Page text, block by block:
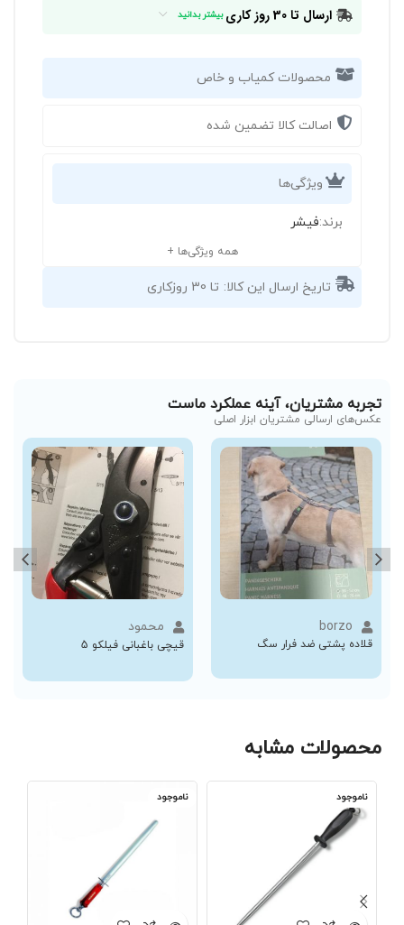
ارسال تا 30 روز کاری بیشتر بدانید
محصولات کمیاب و خاص
اصالت کالا تضمین شده
ویژگی‌ها
برند:فیشر
همه ویژگی‌ها +
تاریخ ارسال این کالا: تا 30 روزکاری
تجربه مشتریان، آینه عملکرد ماست
عکس‌های ارسالی مشتریان ابزار اصلی
borzo
قلاده پشتی ضد فرار سگ
محمود
قیچی باغبانی فیلکو 5
محصولات مشابه
ناموجود ناموجود